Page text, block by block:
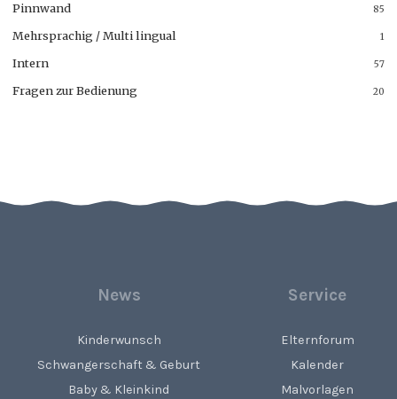
85
Pinnwand
1
Mehrsprachig / Multi lingual
57
Intern
20
Fragen zur Bedienung
News
Kinderwunsch
Schwangerschaft & Geburt
Baby & Kleinkind
Service
Elternforum
Kalender
Malvorlagen